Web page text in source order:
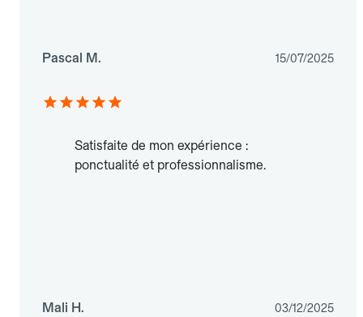
Pascal M. 15/07/2025
Satisfaite de mon expérience :
ponctualité et professionnalisme.
Mali H. 03/12/2025